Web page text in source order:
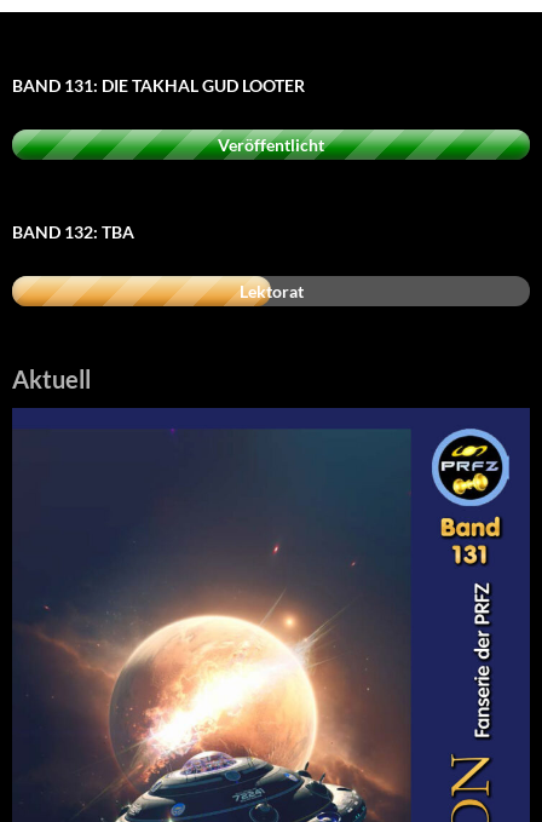
BAND 131: DIE TAKHAL GUD LOOTER
Veröffentlicht
BAND 132: TBA
Lektorat
Aktuell